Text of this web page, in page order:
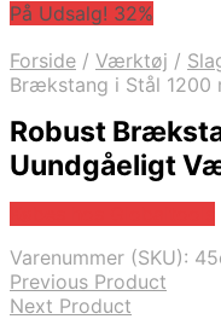
På Udsalg! 32%
Forside / Værktøj /
Brækstang i Stål 1200
Robust
Uundgåeligt
Varenummer (SKU):
Previous Product
Next Product